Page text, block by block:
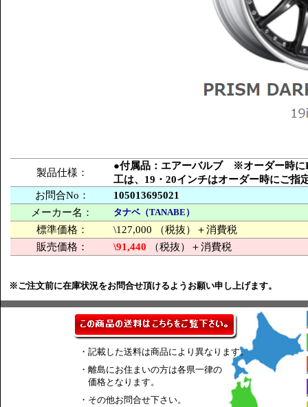
製品仕様：
●付属品：エアーバルブ ※オーダー時に
工は、19・20インチはオーダー時にご指
お問合No：
105013695021
メーカー名：
タナベ（TANABE）
標準価格：
\127,000 （税抜）＋消費税
販売価格：
\91,440 （税抜）＋消費税
※ご注文前に在庫状況をお問合せ頂けるようお願い申し上げます。
・記載した送料は商品により異なります。
・離島にお住まいの方は各県一律の
価格となります。
・その他お問合せ下さい。